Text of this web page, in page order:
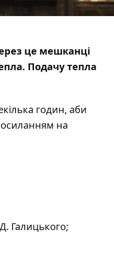
це мешканці
Подачу тепла
годин, аби
на
Галицького;